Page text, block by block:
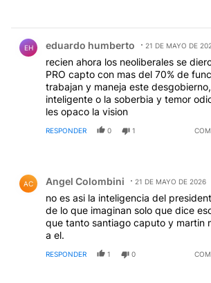
EH eduardo humberto 21 DE MAYO DE
recien ahora los neoliberales se
PRO capto con mas del 70% de
trabajan y maneja este
inteligente o la soberbia y temor
les opaco la vision
RESPONDER 0 1
AC Angel Colombini 21 DE MAYO DE 2026
no es asi la inteligencia del
de lo que imaginan solo que dice
que tanto santiago caputo y martin
a el.
RESPONDER 1 0